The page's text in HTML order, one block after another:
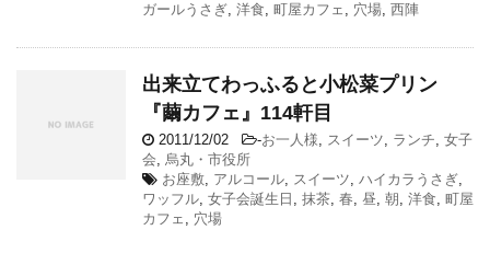
ガールうさぎ, 洋食, 町屋カフェ , 穴場, 西陣
出来立てわっふると小松菜プリン
『繭カフェ』114軒目
2011/12/02 -お一人様, スイーツ, ランチ, 女子
会, 烏丸・市役所
お座敷, アルコール, スイーツ, ハイカラうさぎ,
ワッフル, 女子会誕生日 , 抹茶, 春, 昼, 朝, 洋食, 町屋
カフェ , 穴場